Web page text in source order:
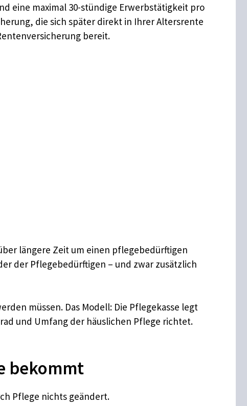
eine maximal 30-stündige Erwerbstätigkeit pro
die sich später direkt in Ihrer Altersrente
bereit.
längere Zeit um einen pflegebedürftigen
der Pflegebedürftigen – und zwar zusätzlich
müssen. Das Modell: Die Pflegekasse legt
und Umfang der häuslichen Pflege richtet.
bekommt
Pflege nichts geändert.